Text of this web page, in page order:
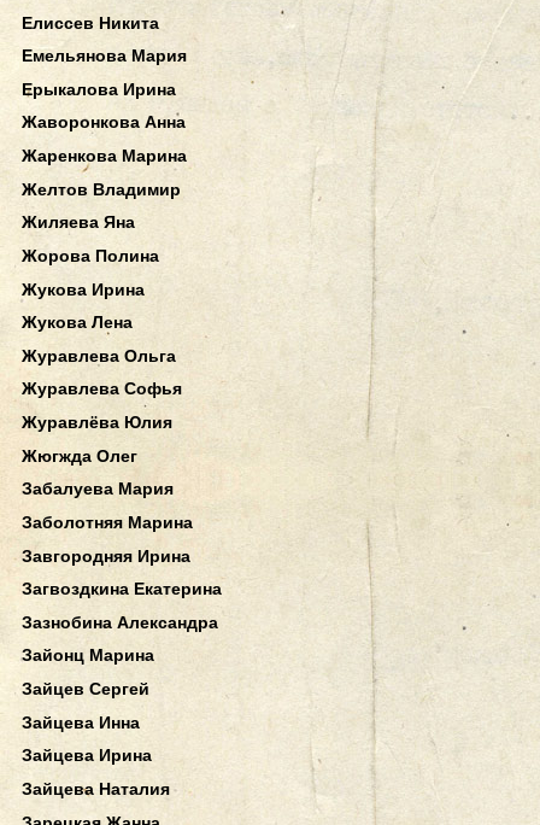
Елиссев Никита
Емельянова Мария
Ерыкалова Ирина
Жаворонкова Анна
Жаренкова Марина
Желтов Владимир
Жиляева Яна
Жорова Полина
Жукова Ирина
Жукова Лена
Журавлева Ольга
Журавлева Софья
Журавлёва Юлия
Жюгжда Олег
Забалуева Мария
Заболотняя Марина
Завгородняя Ирина
Загвоздкина Екатерина
Зазнобина Александра
Зайонц Марина
Зайцев Сергей
Зайцева Инна
Зайцева Ирина
Зайцева Наталия